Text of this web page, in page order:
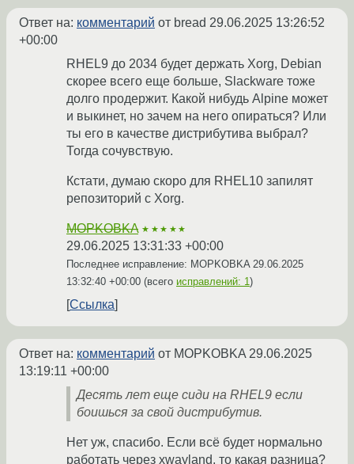
Ответ на: комментарий от bread 29.06.2025 13:26:52
+00:00
RHEL9 до 2034 будет держать Xorg, Debian
скорее всего еще больше, Slackware тоже
долго продержит. Какой нибудь Alpine может
и выкинет, но зачем на него опираться? Или
ты его в качестве дистрибутива выбрал?
Тогда сочувствую.
Кстати, думаю скоро для RHEL10 запилят
репозиторий с Xorg.
MOPKOBKA ★★★★★
29.06.2025 13:31:33 +00:00
Последнее исправление: MOPKOBKA 29.06.2025
13:32:40 +00:00 (всего исправлений: 1 )
Ссылка
Ответ на: комментарий от MOPKOBKA 29.06.2025
13:19:11 +00:00
Десять лет еще сиди на RHEL9 если
боишься за свой дистрибутив.
Нет уж, спасибо. Если всё будет нормально
работать через xwayland, то какая разница?